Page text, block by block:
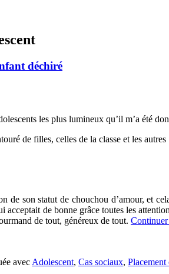
déchiré
les plus lumineux qu’il m’a été
de filles, celles de la classe et les
de son statut de chouchou d’amour, et
acceptait de bonne grâce toutes les
de tout, généreux de tout.
avec Adolescent, Cas sociaux,